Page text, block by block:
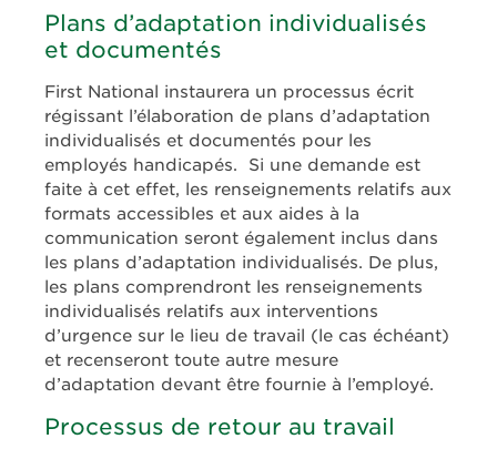
Plans d’adaptation individualisés
et documentés
First National instaurera un processus écrit
régissant l’élaboration de plans d’adaptation
individualisés et documentés pour les
employés handicapés. Si une demande est
faite à cet effet, les renseignements relatifs aux
formats accessibles et aux aides à la
communication seront également inclus dans
les plans d’adaptation individualisés. De plus,
les plans comprendront les renseignements
individualisés relatifs aux interventions
d’urgence sur le lieu de travail (le cas échéant)
et recenseront toute autre mesure
d’adaptation devant être fournie à l’employé.
Processus de retour au travail